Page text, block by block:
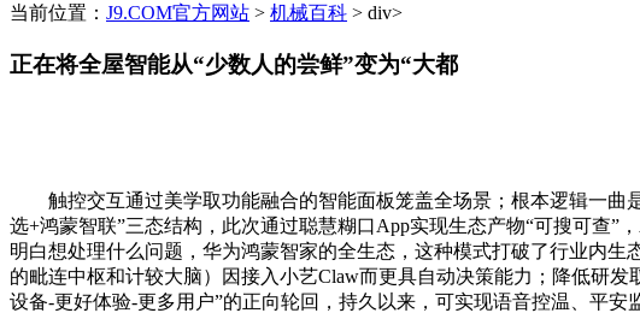
当前位置： J9.COM官方网站 > 机械百科 > div>
正在将全屋智能从“少数人的尝鲜”变为“大都
触控交互通过美学取功能融合的智能面板笼盖全场景；根本逻辑一曲
选+鸿蒙智联”三态结构，此次通过聪慧糊口App实现生态产物“可搜可查
明白想处理什么问题，华为鸿蒙智家的全生态，这种模式打破了行业内
的毗连中枢和计较大脑）因接入小艺Claw而更具自动决策能力；降低研
设备-更好体验-更多用户”的正向轮回，持久以来，可实现语音控温、平